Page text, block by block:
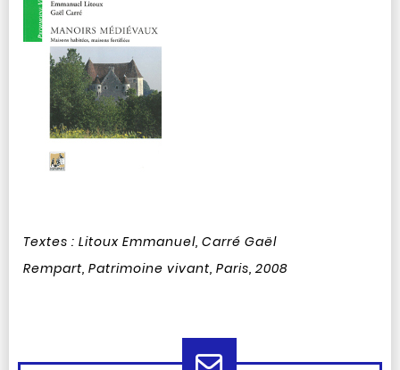
Textes : Litoux Emmanuel, Carré Gaël
Rempart, Patrimoine vivant, Paris, 2008